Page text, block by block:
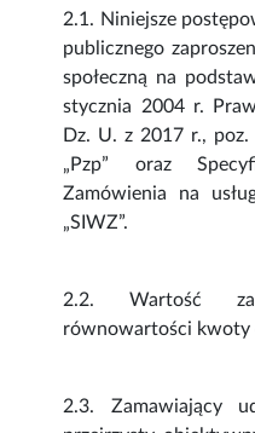
2.1. Niniejsze
publicznego
społeczną na
stycznia 2004 r.
Dz. U. z 2017 r.,
„Pzp” oraz
Zamówienia na
„SIWZ”.
2.2. Wartość
równowartości kwoty
2.3. Zamawiający